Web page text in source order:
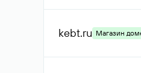
kebt.ru Магазин